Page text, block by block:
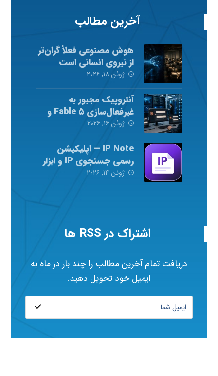
آخرین مطالب
هوش مصنوعی فعلاً گران‌تر
از نیروی انسانی است
ژوئن ۱۸, ۲۰۲۶
آنتروپیک مجبور به
غیرفعال‌سازی Fable ۵ و
Mythos ۵ شد
ژوئن ۱۶, ۲۰۲۶
IP Note — اپلیکیشن
رسمی جستجوی IP و ابزار
شبکه
ژوئن ۱۴, ۲۰۲۶
اشتراک در RSS ها
دریافت تمام آخرین مطالب را چند بار در ماه به
ایمیل خود تحویل دهید.